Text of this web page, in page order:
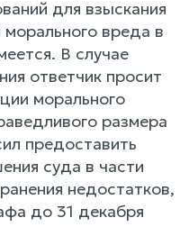
для взыскания
вреда в
В случае
ответчик просит
морального
размера
предоставить
суда в части
недостатков,
до 31 декабря